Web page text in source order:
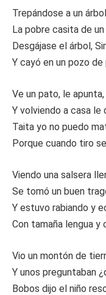
Trepándose a un
La pobre casita de
Desgájase el árbol,
Y cayó en un pozo
Ve un pato, le
Y volviendo a casa le
Taita yo no puedo
Porque cuando tiro
Viendo una salsera
Se tomó un buen
Y estuvo rabiando y
Con tamaña lengua y
Vio un montón de
Y unos preguntaban
Bobos dijo el niño